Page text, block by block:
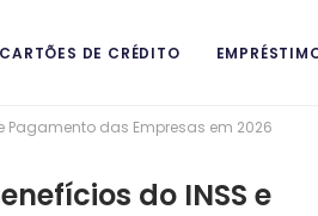
CARTÕES DE CRÉDITO
Pagamento das Empresas em 2026
do INSS e